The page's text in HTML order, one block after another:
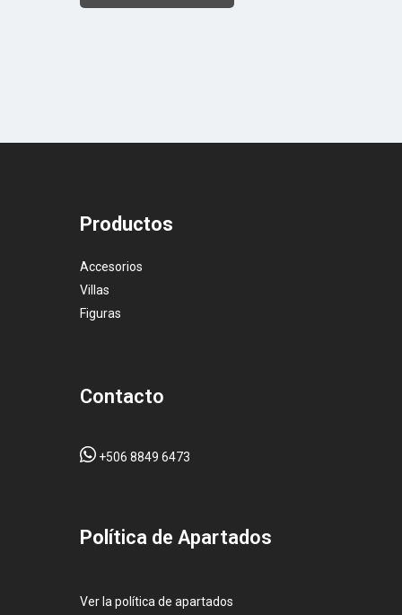
Productos
Accesorios
Villas
Figuras
Contacto
+506 8849 6473
Pol ítica de Apartados
Ver la política de apartados